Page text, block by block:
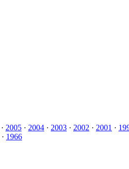
· 2005 · 2004 · 2003 · 2002 · 2001 ·
· 1966